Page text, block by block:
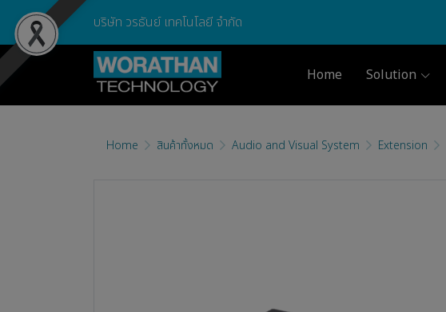
บริษัท วรธันย์ เทคโนโลยี จำกัด
Home Solution
Home สินค้าทั้งหมด Audio and Visual System Extension